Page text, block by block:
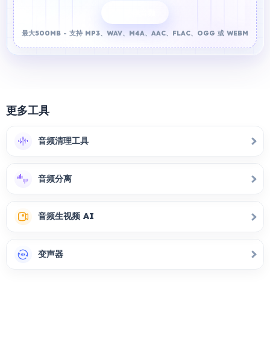
最大500MB - 支持 MP3、WAV、M4A、AAC、FLAC、OGG 或 WEBM
更多工具
音频清理工具
音频分离
音频生视频 AI
变声器